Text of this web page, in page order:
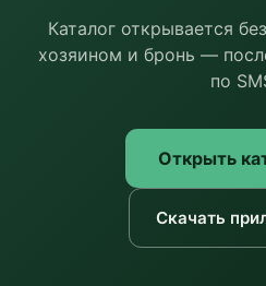
Каталог открывается
хозяином и бронь —
по
Открыть
Скачать